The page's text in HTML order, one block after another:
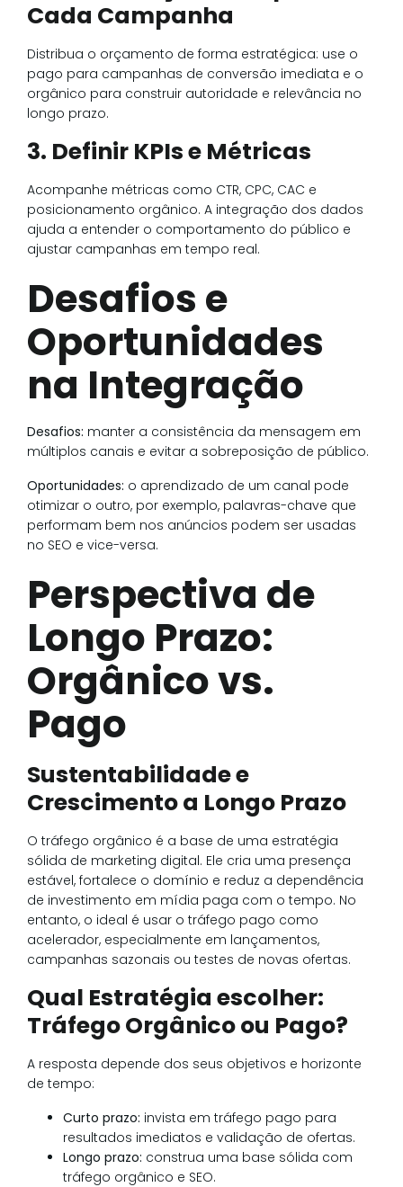
Cada Campanha
Distribua o orçamento de forma estratégica: use o
pago para campanhas de conversão imediata e o
orgânico para construir autoridade e relevância no
longo prazo.
3. Definir KPIs e Métricas
Acompanhe métricas como CTR, CPC, CAC e
posicionamento orgânico. A integração dos dados
ajuda a entender o comportamento do público e
ajustar campanhas em tempo real.
Desafios e
Oportunidades
na Integração
Desafios: manter a consistência da mensagem em
múltiplos canais e evitar a sobreposição de público.
Oportunidades: o aprendizado de um canal pode
otimizar o outro, por exemplo, palavras-chave que
performam bem nos anúncios podem ser usadas
no SEO e vice-versa.
Perspectiva de
Longo Prazo:
Orgânico vs.
Pago
Sustentabilidade e
Crescimento a Longo Prazo
O tráfego orgânico é a base de uma estratégia
sólida de marketing digital. Ele cria uma presença
estável, fortalece o domínio e reduz a dependência
de investimento em mídia paga com o tempo. No
entanto, o ideal é usar o tráfego pago como
acelerador, especialmente em lançamentos,
campanhas sazonais ou testes de novas ofertas.
Qual Estratégia escolher:
Tráfego Orgânico ou Pago?
A resposta depende dos seus objetivos e horizonte
de tempo:
Curto prazo: invista em tráfego pago para
resultados imediatos e validação de ofertas.
Longo prazo: construa uma base sólida com
tráfego orgânico e SEO.